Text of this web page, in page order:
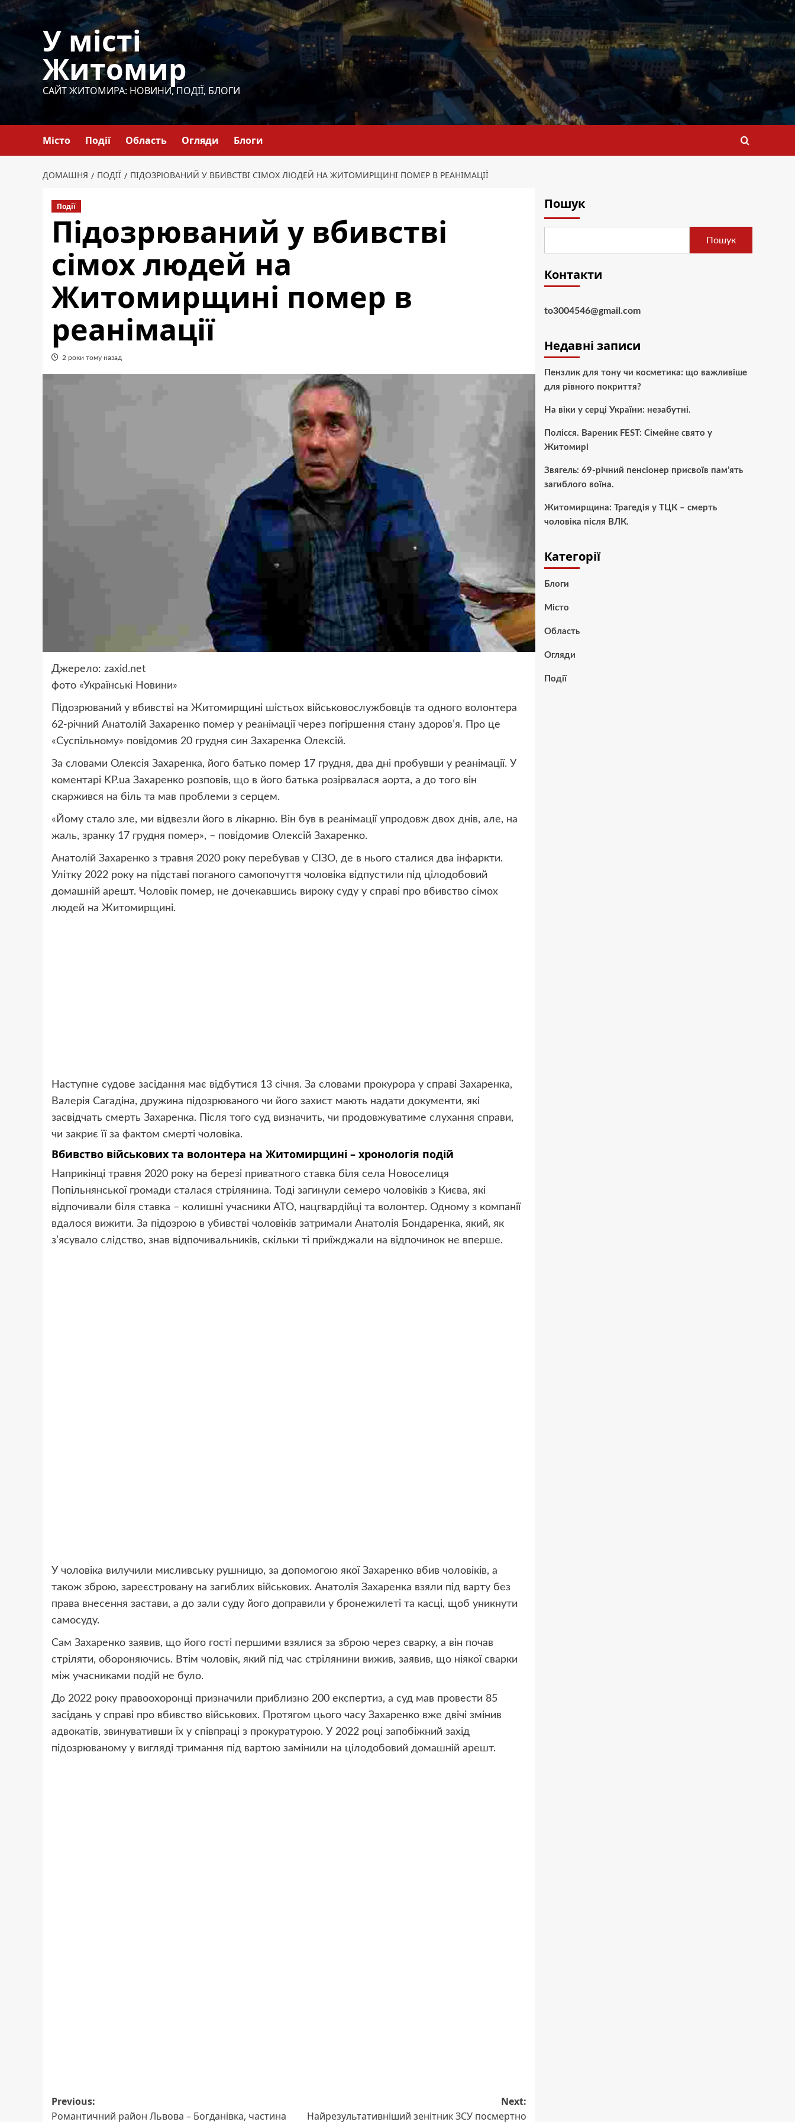
Перейти
У місті
Житомир
САЙТ ЖИТОМИРА: НОВИНИ, ПОДІЇ, БЛОГИ
Місто Події Область Огляди Блоги
ДОМАШНЯ ПОДІЇ ПІДОЗРЮВАНИЙ У ВБИВСТВІ СІМОХ ЛЮДЕЙ НА ЖИТОМИРЩИНІ ПОМЕР В РЕАНІМАЦІЇ
Події
Підозрюваний у вбивстві
сімох людей на
Житомирщині помер в
реанімації
2 роки тому назад
Джерело: zaxid.net
фото «Українські Новини»
Підозрюваний у вбивстві на Житомирщині шістьох військовослужбовців та одного волонтера
62-річний Анатолій Захаренко помер у реанімації через погіршення стану здоров’я. Про це
«Суспільному» повідомив 20 грудня син Захаренка Олексій.
За словами Олексія Захаренка, його батько помер 17 грудня, два дні пробувши у реанімації. У
коментарі KP.ua Захаренко розповів, що в його батька розірвалася аорта, а до того він
скаржився на біль та мав проблеми з серцем.
«Йому стало зле, ми відвезли його в лікарню. Він був в реанімації упродовж двох днів, але, на
жаль, зранку 17 грудня помер», – повідомив Олексій Захаренко.
Анатолій Захаренко з травня 2020 року перебував у СІЗО, де в нього сталися два інфаркти.
Улітку 2022 року на підставі поганого самопочуття чоловіка відпустили під цілодобовий
домашній арешт. Чоловік помер, не дочекавшись вироку суду у справі про вбивство сімох
людей на Житомирщині.
Наступне судове засідання має відбутися 13 січня. За словами прокурора у справі Захаренка,
Валерія Сагадіна, дружина підозрюваного чи його захист мають надати документи, які
засвідчать смерть Захаренка. Після того суд визначить, чи продовжуватиме слухання справи,
чи закриє її за фактом смерті чоловіка.
Вбивство військових та волонтера на Житомирщині – хронологія подій
Наприкінці травня 2020 року на березі приватного ставка біля села Новоселиця
Попільнянської громади сталася стрілянина. Тоді загинули семеро чоловіків з Києва, які
відпочивали біля ставка – колишні учасники АТО, нацгвардійці та волонтер. Одному з компанії
вдалося вижити. За підозрою в убивстві чоловіків затримали Анатолія Бондаренка, який, як
з’ясувало слідство, знав відпочивальників, скільки ті приїжджали на відпочинок не вперше.
У чоловіка вилучили мисливську рушницю, за допомогою якої Захаренко вбив чоловіків, а
також зброю, зареєстровану на загиблих військових. Анатолія Захаренка взяли під варту без
права внесення застави, а до зали суду його доправили у бронежилеті та касці, щоб уникнути
самосуду.
Сам Захаренко заявив, що його гості першими взялися за зброю через сварку, а він почав
стріляти, обороняючись. Втім чоловік, який під час стрілянини вижив, заявив, що ніякої сварки
між учасниками подій не було.
До 2022 року правоохоронці призначили приблизно 200 експертиз, а суд мав провести 85
засідань у справі про вбивство військових. Протягом цього часу Захаренко вже двічі змінив
адвокатів, звинувативши їх у співпраці з прокуратурою. У 2022 році запобіжний захід
підозрюваному у вигляді тримання під вартою замінили на цілодобовий домашній арешт.
Post
Previous:
Романтичний район Львова – Богданівка, частина
Next:
Найрезультативніший зенітник ЗСУ посмертно
Пошук
Пошук
Контакти
to3004546@gmail.com
Недавні записи
Пензлик для тону чи косметика: що важливіше
для рівного покриття?
На віки у серці України: незабутні.
Полісся. Вареник FEST: Сімейне свято у
Житомирі
Звягель: 69-річний пенсіонер присвоїв пам’ять
загиблого воїна.
Житомирщина: Трагедія у ТЦК – смерть
чоловіка після ВЛК.
Категорії
Блоги
Місто
Область
Огляди
Події